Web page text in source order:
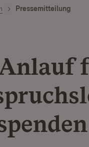
Pressemitteilung